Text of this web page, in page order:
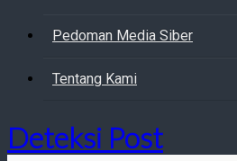
Pedoman Media Siber
Tentang Kami
Deteksi Post